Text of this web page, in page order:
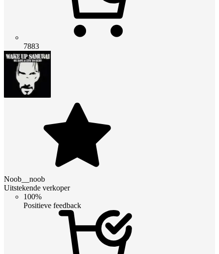
7883
Noob__noob
Uitstekende verkoper
100%
Positieve feedback